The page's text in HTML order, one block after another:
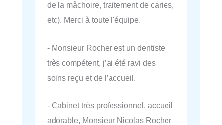
de la mâchoire, traitement de caries,
etc). Merci à toute l'équipe.
- Monsieur Rocher est un dentiste
très compétent, j’ai été ravi des
soins reçu et de l’accueil.
- Cabinet très professionnel, accueil
adorable, Monsieur Nicolas Rocher